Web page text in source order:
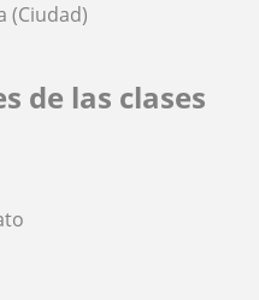
(Ciudad)
de las clases